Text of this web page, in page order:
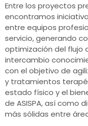
Entre los proyectos
encontramos
entre equipos
servicio, generando
optimización del flujo
intercambio
con el objetivo de
y tratamientos
estado físico y el
de ASISPA, así como
más sólidas entre